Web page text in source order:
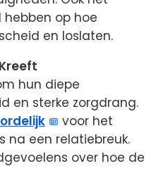
op hoe
en loslaten.
hun diepe
en sterke zorgdrang.
voor het
na een relatiebreuk.
over hoe de